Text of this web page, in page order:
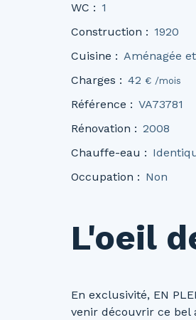
WC : 1
Construction : 1920
Cuisine : Aménagée
Charges : 42 € /mois
Référence : VA73781
Rénovation : 2008
Chauffe-eau :
Occupation : Non
L'oeil
En exclusivité, EN
venir découvrir ce bel